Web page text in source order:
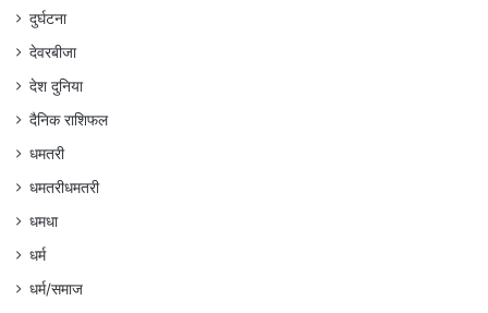
दुर्घटना
देवरबीजा
देश दुनिया
दैनिक राशिफल
धमतरी
धमतरीधमतरी
धमधा
धर्म
धर्म/समाज